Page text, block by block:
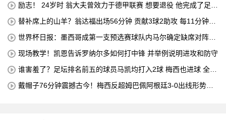
励志！ 24岁时 翁大夫曾效力于德甲联赛 想要退役 他完成了足球
替补席上的山羊？翁达福出场56分钟 贡献3球2助攻 每11分钟参
世界杯日报：墨西哥成第一支预选赛球队内马尔确定缺席对阵海
现场教学！凯恩告诉罗纳尔多如何打中锋 并举例说明进攻和防守
谁害羞了？足坛排名前五的球员马凯均打入2球 梅西也进球 全场
戴帽子76分钟震撼古今！梅西反超姆巴佩阿根廷3-0出线形势看